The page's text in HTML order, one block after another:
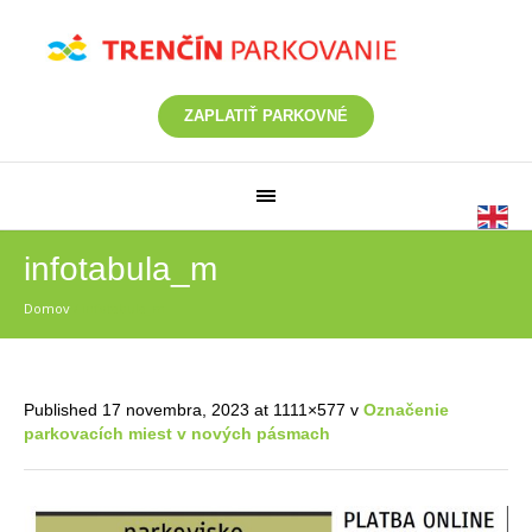
ZAPLATIŤ PARKOVNÉ
infotabula_m
Domov
Published 17 novembra, 2023 at 1111×577 v Označenie
parkovacích miest v nových pásmach